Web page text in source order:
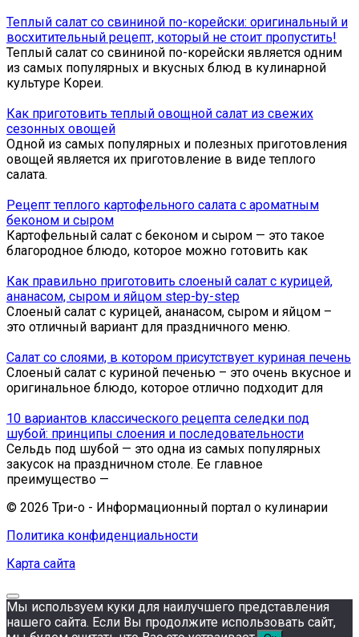
Теплый салат со свининой по-корейски: оригинальный и
восхитительный рецепт, который не стоит пропустить!
Теплый салат со свининой по-корейски является одним
из самых популярных и вкусных блюд в кулинарной
культуре Кореи.
Как приготовить теплый овощной салат из свежих
сезонных овощей
Одной из самых популярных и полезных приготовления
овощей является их приготовление в виде теплого
салата.
Рецепт теплого картофельного салата с ароматным
беконом и сыром
Картофельный салат с беконом и сыром — это такое
благородное блюдо, которое можно готовить как
Как правильно приготовить слоеный салат с курицей,
ананасом, сыром и яйцом step-by-step
Слоеный салат с курицей, ананасом, сыром и яйцом –
это отличный вариант для праздничного меню.
Салат со слоями, в котором присутствует куриная печень
Слоеный салат с куриной печенью – это очень вкусное и
оригинальное блюдо, которое отлично подходит для
10 вариантов классического рецепта селедки под
шубой: принципы слоения и последовательности
Сельдь под шубой — это одна из самых популярных
закусок на праздничном столе. Ее главное
преимущество —
© 2026 Три-о - Информационный портал о кулинарии
Политика конфиденциальности
Карта сайта
Мы используем куки для наилучшего представления
нашего сайта. Если Вы продолжите использовать сайт,